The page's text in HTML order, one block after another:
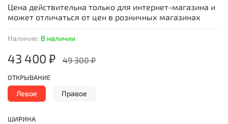
Наличие: В наличии
43 400 ₽ 49 300 ₽
ОТКРЫВАНИЕ
Левое Правое
ШИРИНА
Цена действительна только для интернет-магазина и
может отличаться от цен в розничных магазинах